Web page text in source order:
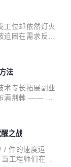
，越深入越绝
块石头，随时可
屎山代码的日
时，你盯着屏幕
工位却依然灯火
迫困在需求反复
惫的代名词。
程，宛如一场充
模糊的构想与开
会议、反复修
计的灵活性、
法
术专长拓展副业
满荆棘 —— 老
沟通成本居高
金钥匙”，精准
本地化智能分
员接手副业项
之战
/ 件的速度运
工程师们在服